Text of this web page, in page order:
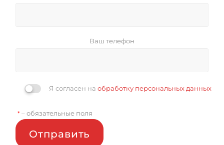
Ваш телефон
Я согласен на обработку персональных данных
Отправить
* – обязательные поля